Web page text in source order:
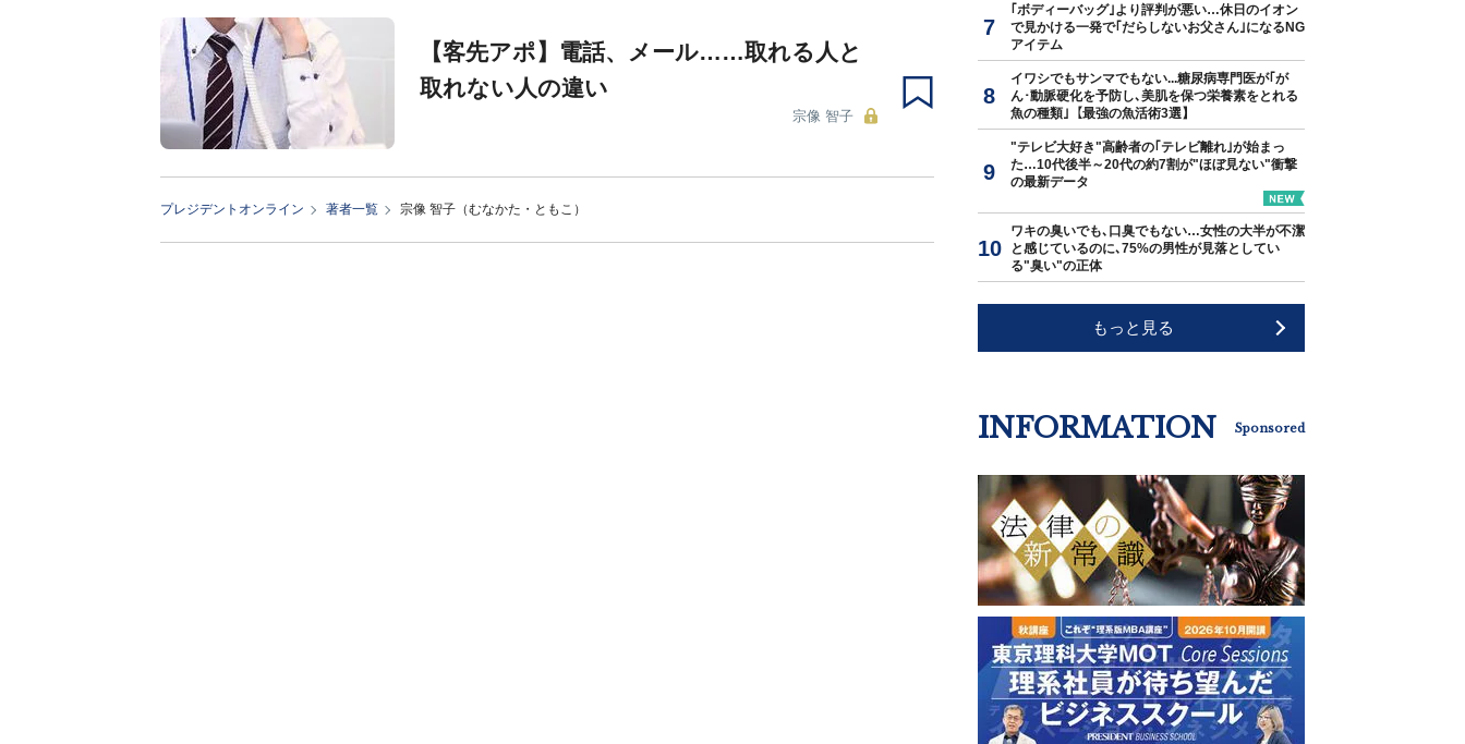
【客先アポ】電話、メール……取れる人と
取れない人の違い
宗像 智子
プレジデントオンライン 著者一覧 宗像 智子（むなかた・ともこ）
｢ボディーバッグ｣より評判が悪い…休日のイオン
で見かける一発で｢だらしないお父さん｣になるNG
アイテム
イワシでもサンマでもない...糖尿病専門医が｢が
ん･動脈硬化を予防し､美肌を保つ栄養素をとれる
魚の種類｣【最強の魚活術3選】
"テレビ大好き"高齢者の｢テレビ離れ｣が始まっ
た…10代後半～20代の約7割が"ほぼ見ない"衝撃
の最新データ
ワキの臭いでも､口臭でもない…女性の大半が不潔
と感じているのに､75%の男性が見落としてい
る"臭い"の正体
もっと見る
INFORMATION Sponsored